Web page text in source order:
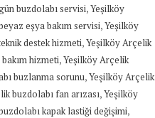
buzdolabı servisi,Yeşilköy
eşya bakım servisi,Yeşilköy
destek hizmeti,Yeşilköy Arçelik
hizmeti,Yeşilköy Arçelik
buzlanma sorunu,Yeşilköy Arçelik
buzdolabı fan arızası,Yeşilköy
kapak lastiği değişimi,